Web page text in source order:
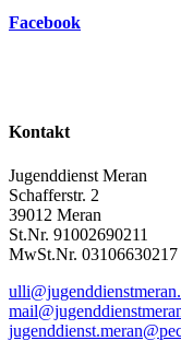
Facebook
Kontakt
Jugenddienst Meran
Schafferstr. 2
39012 Meran
St.Nr. 91002690211
MwSt.Nr. 03106630217